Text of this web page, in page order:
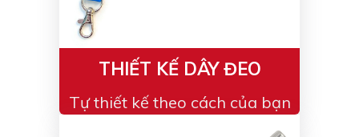
THIẾT KẾ DÂY ĐEO
Tự thiết kế theo cách của bạn